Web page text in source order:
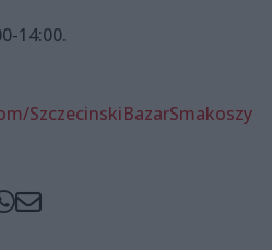
14:00.
SzczecinskiBazarSmakoszy